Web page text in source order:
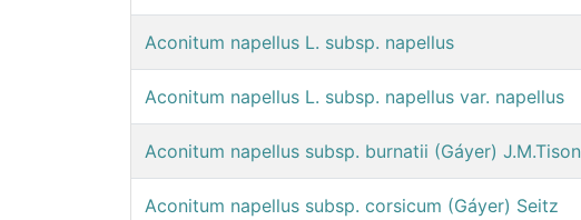
Aconitum napellus L. subsp. napellus
Aconitum napellus L. subsp. napellus var. napellus
Aconitum napellus subsp. burnatii (Gáyer) J.M.Tison
Aconitum napellus subsp. corsicum (Gáyer) Seitz